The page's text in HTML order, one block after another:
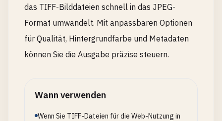
das TIFF-Bilddateien schnell in das JPEG-
Format umwandelt. Mit anpassbaren Optionen
für Qualität, Hintergrundfarbe und Metadaten
können Sie die Ausgabe präzise steuern.
Wann verwenden
Wenn Sie TIFF-Dateien für die Web-Nutzung in